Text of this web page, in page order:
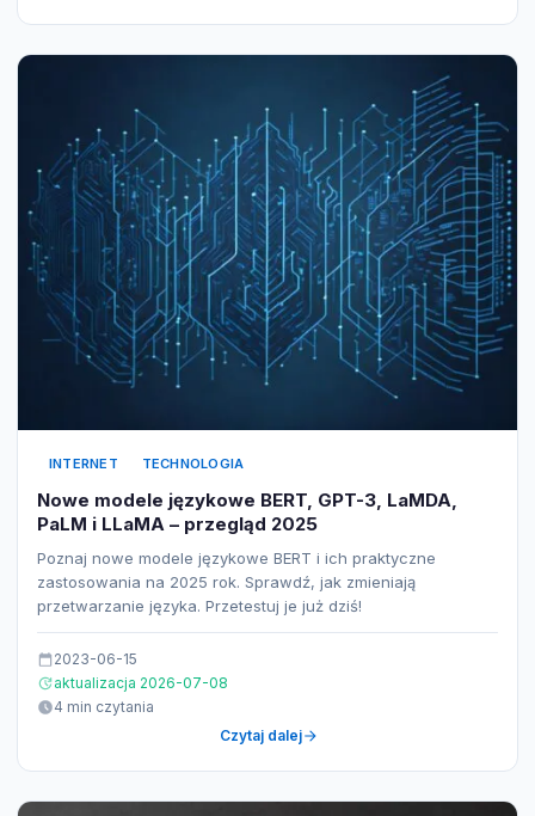
INTERNET TECHNOLOGIA
Nowe modele językowe BERT, GPT-3, LaMDA,
PaLM i LLaMA – przegląd 2025
Poznaj nowe modele językowe BERT i ich praktyczne
zastosowania na 2025 rok. Sprawdź, jak zmieniają
przetwarzanie języka. Przetestuj je już dziś!
2023-06-15
aktualizacja 2026-07-08
4 min czytania
Czytaj dalej